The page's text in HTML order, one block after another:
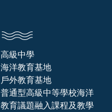
高級中學
海洋教育基地
戶外教育基地
普通型高級中等學校海洋
教育議題融入課程及教學